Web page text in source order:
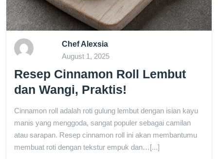
Chef Alexsia
August 1, 2025
Resep Cinnamon Roll Lembut
dan Wangi, Praktis!
Cinnamon roll adalah roti gulung lembut dengan isian kayu
manis yang menggoda, sangat populer sebagai camilan
atau sarapan. Resep cinnamon roll ini akan membantumu
membuat roti dengan tekstur empuk dan…[...]